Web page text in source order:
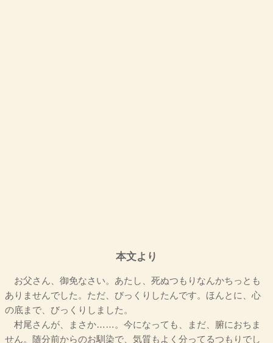
本文より
お父さん、御免なさい。あたし、死ぬつもりなんかちっとも
ありませんでした。ただ、びっくりしたんです。ほんとに、心
の底まで、びっくりしました。
村尾さんが、まさか……。今になっても、まだ、腑におちま
せん。随分前からのお馴染で、気質もよく分ってるつもりでし